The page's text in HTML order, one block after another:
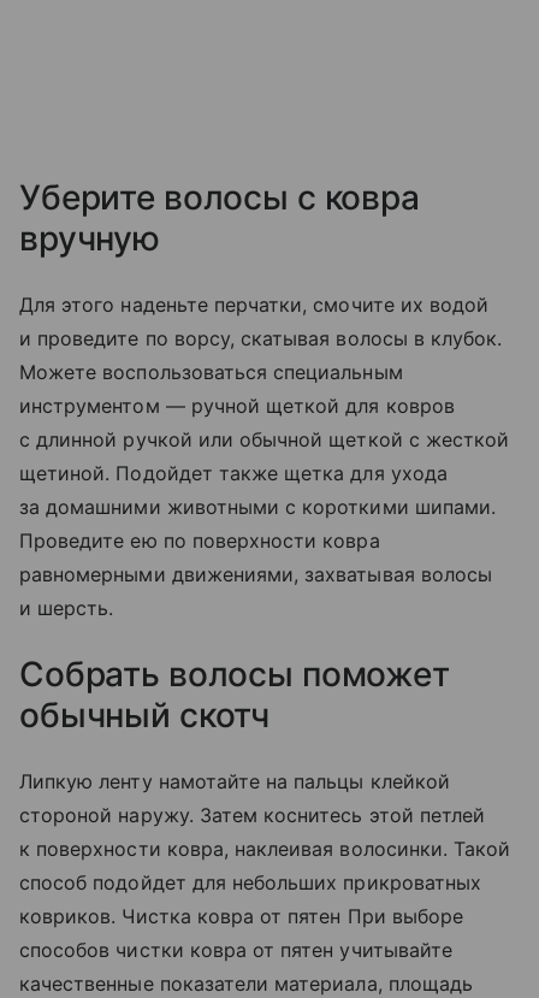
Уберите волосы с ковра
вручную
Для этого наденьте перчатки, смочите их водой
и проведите по ворсу, скатывая волосы в клубок.
Можете воспользоваться специальным
инструментом — ручной щеткой для ковров
с длинной ручкой или обычной щеткой с жесткой
щетиной. Подойдет также щетка для ухода
за домашними животными с короткими шипами.
Проведите ею по поверхности ковра
равномерными движениями, захватывая волосы
и шерсть.
Собрать волосы поможет
обычный скотч
Липкую ленту намотайте на пальцы клейкой
стороной наружу. Затем коснитесь этой петлей
к поверхности ковра, наклеивая волосинки. Такой
способ подойдет для небольших прикроватных
ковриков. Чистка ковра от пятен При выборе
способов чистки ковра от пятен учитывайте
качественные показатели материала, площадь